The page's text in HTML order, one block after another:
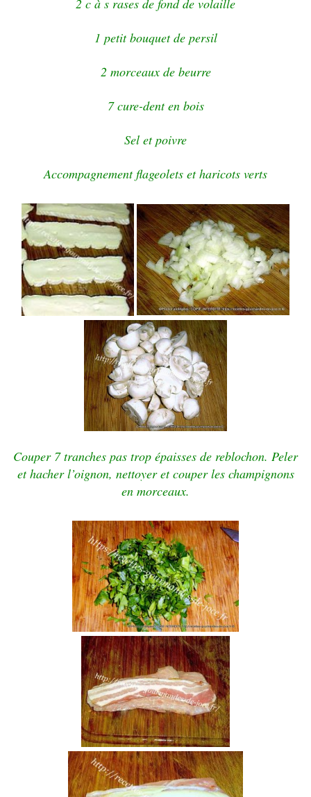
2 c à s rases de fond de volaille
1 petit bouquet de persil
2 morceaux de beurre
7 cure-dent en bois
Sel et poivre
Accompagnement flageolets et haricots verts
Couper 7 tranches pas trop épaisses de reblochon. Peler
et hacher l’oignon, nettoyer et couper les champignons
en morceaux.